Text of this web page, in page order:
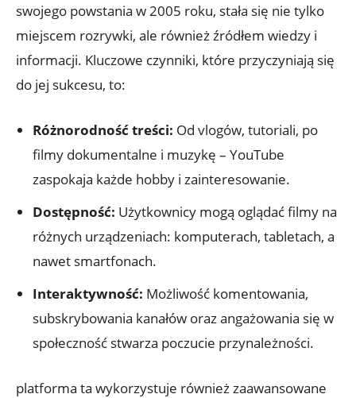
swojego powstania w 2005 roku, stała się nie tylko
miejscem rozrywki, ale również źródłem wiedzy i
informacji. Kluczowe czynniki, które przyczyniają się
do jej sukcesu, to:
Różnorodność treści: Od vlogów, tutoriali, po
filmy dokumentalne i muzykę – YouTube
zaspokaja każde hobby i zainteresowanie.
Dostępność: Użytkownicy mogą oglądać filmy na
różnych urządzeniach: komputerach, tabletach, a
nawet smartfonach.
Interaktywność: Możliwość komentowania,
subskrybowania kanałów oraz angażowania się w
społeczność stwarza poczucie przynależności.
platforma ta wykorzystuje również zaawansowane